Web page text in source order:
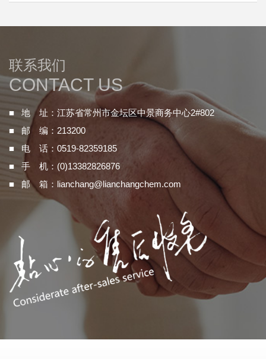
联系我们
CONTACT US
■ 地 址：江苏省常州市金坛区中景商务中心2#802
■ 邮 编：213200
■ 电 话：0519-82359185
■ 手 机：(0)13382826876
■ 邮 箱： lianchang@lianchangchem.com